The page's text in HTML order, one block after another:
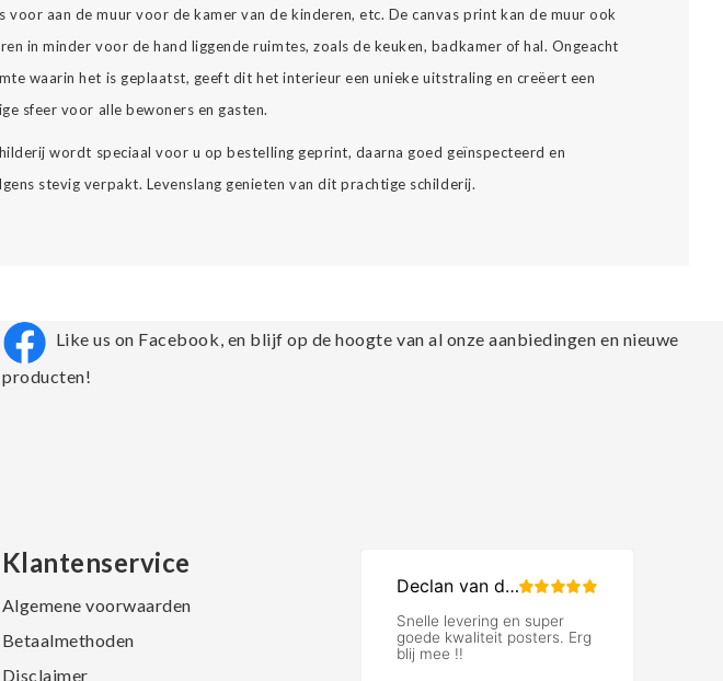
voor aan de muur voor de kamer van de kinderen, etc. De canvas print kan de muur ook
in minder voor de hand liggende ruimtes, zoals de keuken, badkamer of hal. Ongeacht
waarin het is geplaatst, geeft dit het interieur een unieke uitstraling en creëert een
sfeer voor alle bewoners en gasten.
wordt speciaal voor u op bestelling geprint, daarna goed geïnspecteerd en
stevig verpakt. Levenslang genieten van dit prachtige schilderij.
Like us on Facebook, en blijf op de hoogte van al onze aanbiedingen en nieuwe
producten!
Klantenservice
Algemene voorwaarden
Betaalmethoden
Disclaimer